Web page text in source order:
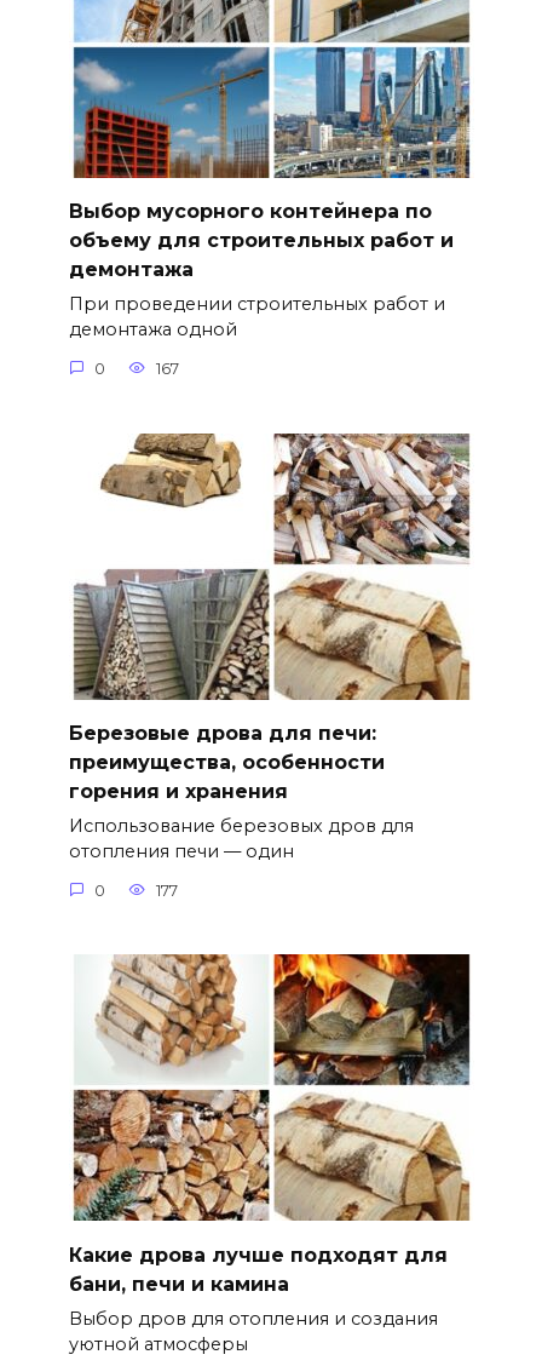
Выбор мусорного контейнера по
объему для строительных работ и
демонтажа
При проведении строительных работ и
демонтажа одной
0 167
Березовые дрова для печи:
преимущества, особенности
горения и хранения
Использование березовых дров для
отопления печи — один
0 177
Какие дрова лучше подходят для
бани, печи и камина
Выбор дров для отопления и создания
уютной атмосферы